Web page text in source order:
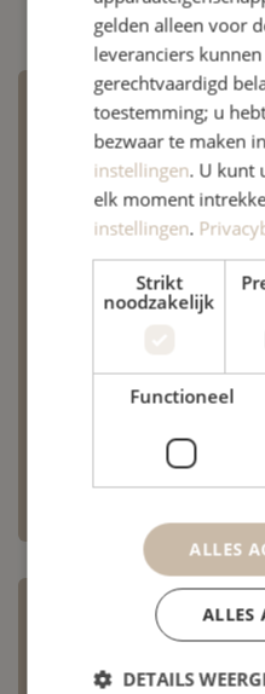
Recente
Gezond
8 september
Achillespees
21 januari
Voorste
operatieve
5 december
Laatste nieuws
gelden alleen voor
leveranciers
gerechtvaardigd
toestemming; u
bezwaar te maken
instellingen. U kunt
elk moment
instellingen.
Strikt
noodzakelijk
Functioneel
ALLES
ALLES
DETAILS